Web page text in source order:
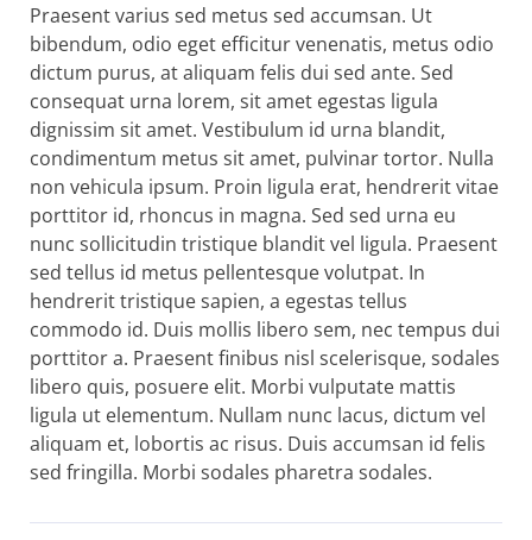
Praesent varius sed metus sed accumsan. Ut
bibendum, odio eget efficitur venenatis, metus odio
dictum purus, at aliquam felis dui sed ante. Sed
consequat urna lorem, sit amet egestas ligula
dignissim sit amet. Vestibulum id urna blandit,
condimentum metus sit amet, pulvinar tortor. Nulla
non vehicula ipsum. Proin ligula erat, hendrerit vitae
porttitor id, rhoncus in magna. Sed sed urna eu
nunc sollicitudin tristique blandit vel ligula. Praesent
sed tellus id metus pellentesque volutpat. In
hendrerit tristique sapien, a egestas tellus
commodo id. Duis mollis libero sem, nec tempus dui
porttitor a. Praesent finibus nisl scelerisque, sodales
libero quis, posuere elit. Morbi vulputate mattis
ligula ut elementum. Nullam nunc lacus, dictum vel
aliquam et, lobortis ac risus. Duis accumsan id felis
sed fringilla. Morbi sodales pharetra sodales.